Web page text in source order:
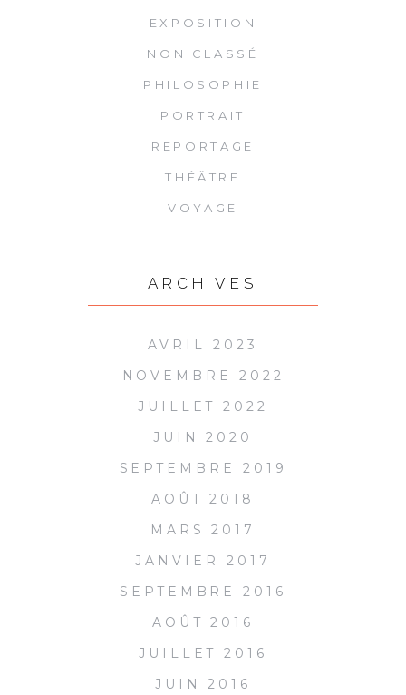
EXPOSITION
NON CLASSÉ
PHILOSOPHIE
PORTRAIT
REPORTAGE
THÉÂTRE
VOYAGE
ARCHIVES
AVRIL 2023
NOVEMBRE 2022
JUILLET 2022
JUIN 2020
SEPTEMBRE 2019
AOÛT 2018
MARS 2017
JANVIER 2017
SEPTEMBRE 2016
AOÛT 2016
JUILLET 2016
JUIN 2016